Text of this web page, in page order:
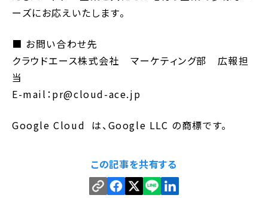
ーズにお応えいたします。
■ お問い合わせ先
クラウドエース株式会社 マーケティング部 広報担
当
E-mail：pr@cloud-ace.jp
Google Cloud は、Google LLC の商標です。
この記事を共有する